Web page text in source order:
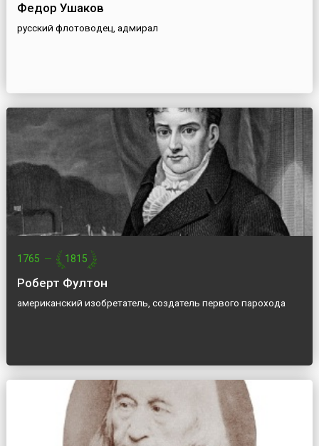
Федор Ушаков
русский флотоводец, адмирал
1765 — 1815
Роберт Фултон
американский изобретатель, создатель первого парохода